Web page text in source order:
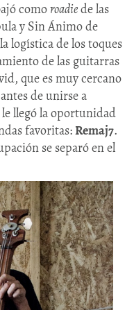
comoroadiede las
y Sin Ánimo de
logística de los toques
de las guitarras
que es muy cercano
de unirse a
llegó la oportunidad
favoritas:Remaj7.
se separó en el